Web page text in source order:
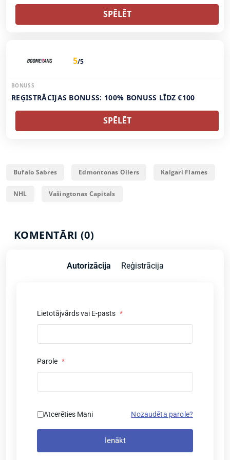
SPĒLĒT
5/5
BONUSS
REĢISTRĀCIJAS BONUSS: 100% BONUSS LĪDZ €100
SPĒLĒT
Bufalo Sabres Edmontonas Oilers Kalgari Flames
NHL Vašingtonas Capitals
KOMENTĀRI (0)
Autorizācija Reģistrācija
Lietotājvārds vai E-pasts *
Parole *
Atcerēties Mani Nozaudēta parole?
Ienākt